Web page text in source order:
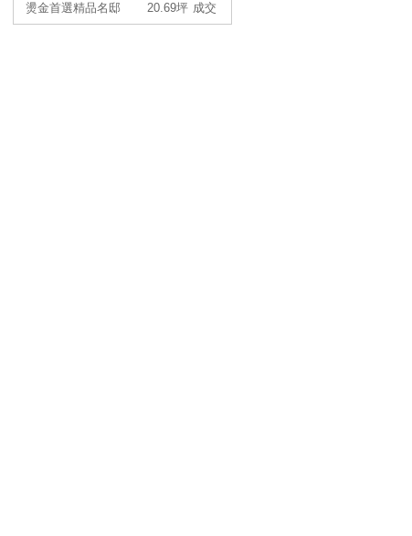
香榭帝寶高樓兩房 24.77坪 成交